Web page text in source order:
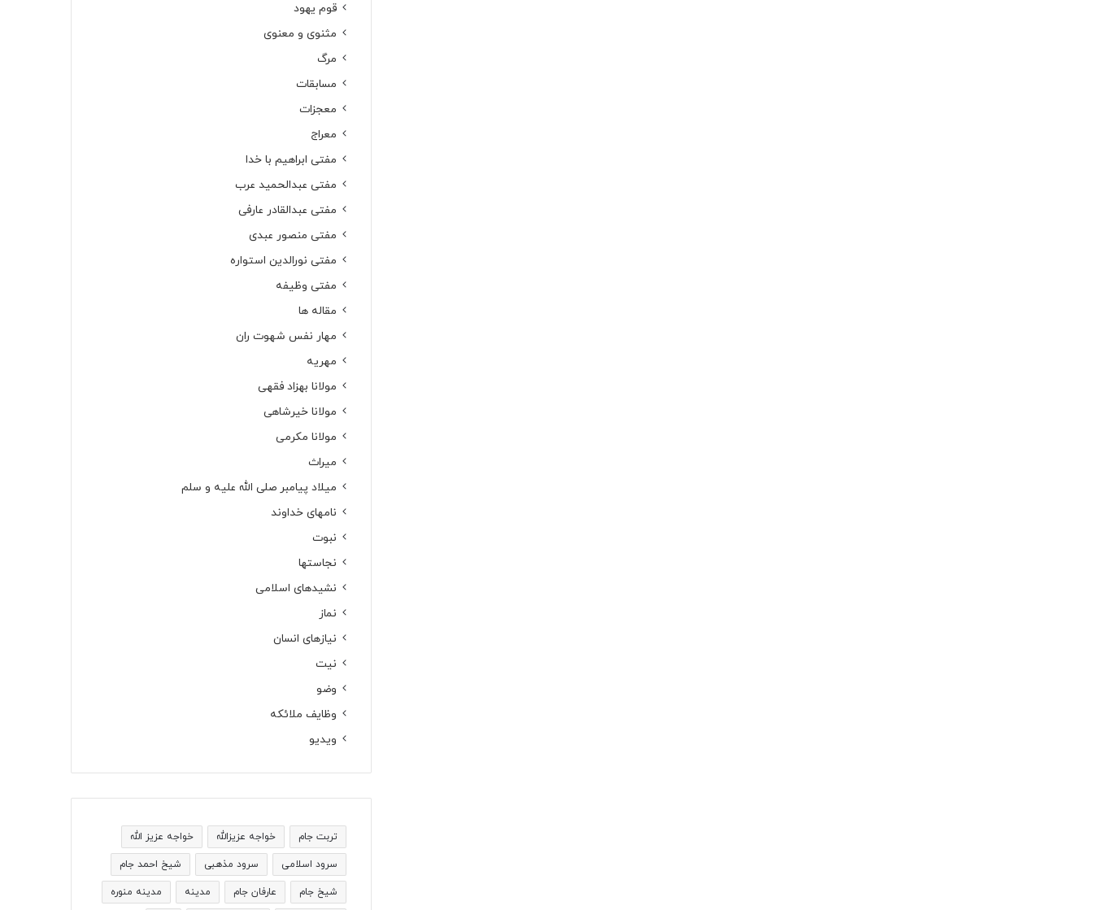
قوم یهود
مثنوی و معنوی
مرگ
مسابقات
معجزات
معراج
مفتی ابراهیم با خدا
مفتی عبدالحمید عرب
مفتی عبدالقادر عارفی
مفتی منصور عبدی
مفتی نورالدین استواره
مفتی وظیفه
مقاله ها
مهار نفس شهوت ران
مهریه
مولانا بهزاد فقهی
مولانا خیرشاهی
مولانا مکرمی
میراث
میلاد پیامبر صلی الله علیه و سلم
نامهای خداوند
نبوت
نجاستها
نشیدهای اسلامی
نماز
نیازهای انسان
نیت
وضو
وظایف ملائکه
ویدیو
تربت جام خواجه عزیزالله خواجه عزیز الله
سرود اسلامی سرود مذهبی شیخ احمد جام
شیخ جام عارفان جام مدینه مدینه منوره